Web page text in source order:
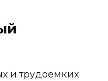
и трудоемких